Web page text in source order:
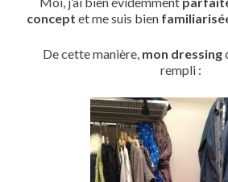
concept et me suis bien
De cette manière, mon dressing
rempli :